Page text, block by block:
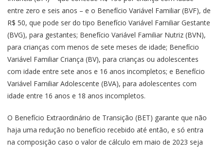
entre zero e seis anos – e o Benefício Variável Familiar (BVF), de
R$ 50, que pode ser do tipo Benefício Variável Familiar Gestante
(BVG), para gestantes; Benefício Variável Familiar Nutriz (BVN),
para crianças com menos de sete meses de idade; Benefício
Variável Familiar Criança (BV), para crianças ou adolescentes
com idade entre sete anos e 16 anos incompletos; e Benefício
Variável Familiar Adolescente (BVA), para adolescentes com
idade entre 16 anos e 18 anos incompletos.
O Benefício Extraordinário de Transição (BET) garante que não
haja uma redução no benefício recebido até então, e só entra
na composição caso o valor de cálculo em maio de 2023 seja